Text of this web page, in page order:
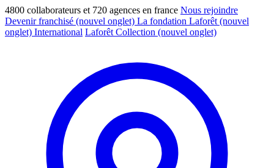
4800 collaborateurs et 720 agences en france Nous rejoindre
Devenir franchisé (nouvel onglet) La fondation Laforêt (nouvel
onglet) International Laforêt Collection (nouvel onglet)